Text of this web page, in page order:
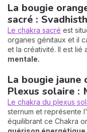
La bougie
sacré :
Le chakra sacré est
organes génitaux et il
et la créativité. Il est lié
mentale.
La bougie jaune
Plexus solaire :
Le chakra du plexus
sternum et représente
équilibrant ce Chakra